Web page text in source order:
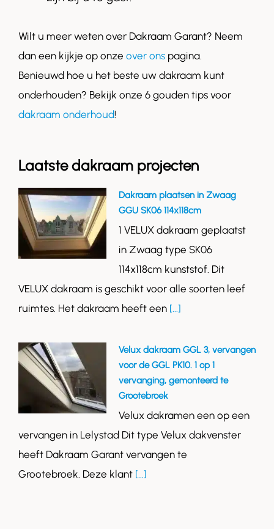
Wilt u meer weten over Dakraam Garant? Neem
dan een kijkje op onze over ons pagina.
Benieuwd hoe u het beste uw dakraam kunt
onderhouden? Bekijk onze 6 gouden tips voor
dakraam onderhoud!
Laatste dakraam projecten
Dakraam plaatsen in Zwaag
GGU SK06 114x118cm
1 VELUX dakraam geplaatst
in Zwaag type SK06
114x118cm kunststof. Dit
VELUX dakraam is geschikt voor alle soorten leef
ruimtes. Het dakraam heeft een [...]
Velux dakraam GGL 3, vervangen
voor de GGL PK10. 1 op 1
vervanging, gemonteerd te
Grootebroek
Velux dakramen een op een
vervangen in Lelystad Dit type Velux dakvenster
heeft Dakraam Garant vervangen te
Grootebroek. Deze klant [...]